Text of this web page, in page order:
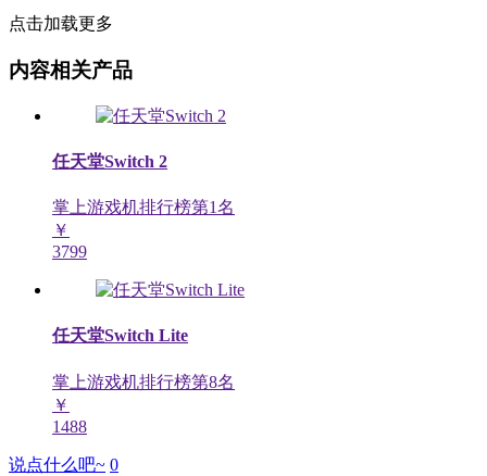
点击加载更多
内容相关产品
任天堂Switch 2
掌上游戏机排行榜第1名
￥
3799
任天堂Switch Lite
掌上游戏机排行榜第8名
￥
1488
说点什么吧~ 0